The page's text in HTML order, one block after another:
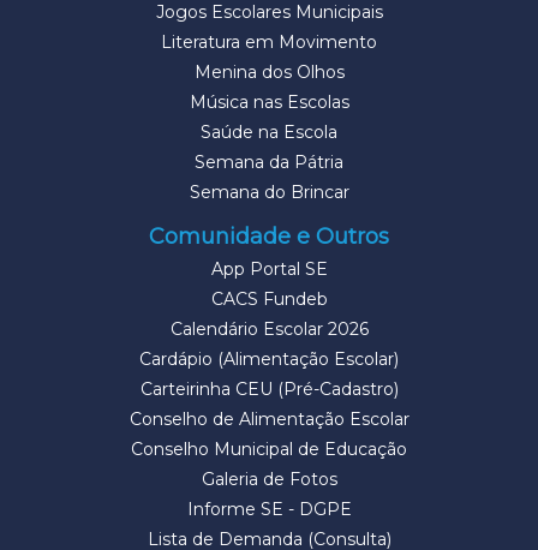
Jogos Escolares Municipais
Literatura em Movimento
Menina dos Olhos
Música nas Escolas
Saúde na Escola
Semana da Pátria
Semana do Brincar
Comunidade e Outros
App Portal SE
CACS Fundeb
Calendário Escolar 2026
Cardápio (Alimentação Escolar)
Carteirinha CEU (Pré-Cadastro)
Conselho de Alimentação Escolar
Conselho Municipal de Educação
Galeria de Fotos
Informe SE - DGPE
Lista de Demanda (Consulta)